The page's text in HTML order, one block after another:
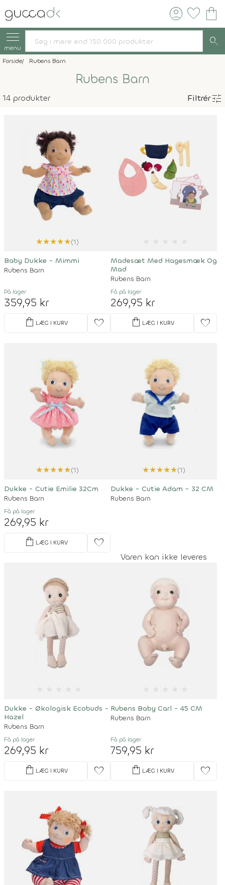
account_circle favorite shopping_bag
menu search
Forside Rubens Barn
Rubens Barn
14 produkter Filtrértune
★★★★★(1)
Baby Dukke - Mimmi
Rubens Barn
På lager
359,95 kr
shopping_bag LÆG I KURV favorite
Madesæt Med Hagesmæk Og
Mad
Rubens Barn
Få på lager
269,95 kr
shopping_bag LÆG I KURV favorite
★★★★★(1)
Dukke - Cutie Emilie 32Cm
Rubens Barn
Få på lager
269,95 kr
shopping_bag LÆG I KURV favorite
★★★★★(1)
Dukke - Cutie Adam - 32 CM
Rubens Barn
Varen kan ikke leveres
Dukke - Økologisk Ecobuds -
Hazel
Rubens Barn
Få på lager
269,95 kr
shopping_bag LÆG I KURV favorite
Rubens Baby Carl - 45 CM
Rubens Barn
Få på lager
759,95 kr
shopping_bag LÆG I KURV favorite